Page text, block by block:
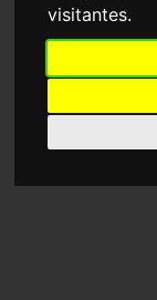
visitantes.
HOME